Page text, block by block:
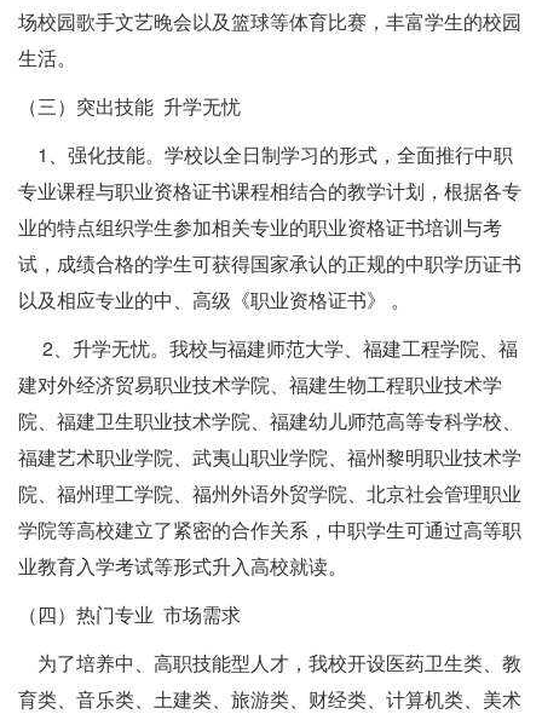
场校园歌手文艺晚会以及篮球等体育比赛，丰富学生的校园
生活。
（三）突出技能 升学无忧
1、强化技能。学校以全日制学习的形式，全面推行中职
专业课程与职业资格证书课程相结合的教学计划，根据各专
业的特点组织学生参加相关专业的职业资格证书培训与考
试，成绩合格的学生可获得国家承认的正规的中职学历证书
以及相应专业的中、高级《职业资格证书》 。
2、升学无忧。我校与福建师范大学、福建工程学院、福
建对外经济贸易职业技术学院、福建生物工程职业技术学
院、福建卫生职业技术学院、福建幼儿师范高等专科学校、
福建艺术职业学院、武夷山职业学院、福州黎明职业技术学
院、福州理工学院、福州外语外贸学院、北京社会管理职业
学院等高校建立了紧密的合作关系，中职学生可通过高等职
业教育入学考试等形式升入高校就读。
（四）热门专业 市场需求
为了培养中、高职技能型人才，我校开设医药卫生类、教
育类、音乐类、土建类、旅游类、财经类、计算机类、美术